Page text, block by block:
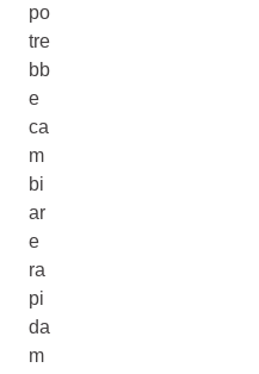
po
tre
bb
e
ca
m
bi
ar
e
ra
pi
da
m